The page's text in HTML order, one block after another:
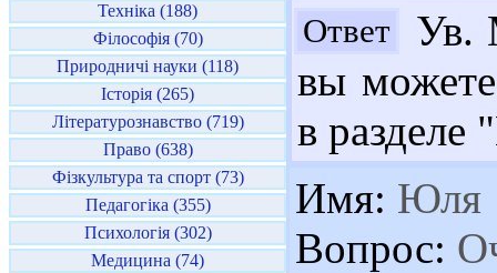
Техніка (188)
Філософія (70)
Природничі науки (118)
Історія (265)
Літературознавство (719)
Право (638)
Фізкультура та спорт (73)
Педагогіка (355)
Психологія (302)
Медицина (74)
Ответ
Ув.
вы
в разделе
Имя: Юля
Вопрос: